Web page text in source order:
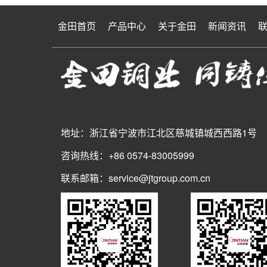
金田首页 产品中心 关于金田 新闻资讯
地址：浙江省宁波市江北区慈城镇城西西路1号
咨询热线：+86 0574-83005999
联系邮箱：service@jtgroup.com.cn